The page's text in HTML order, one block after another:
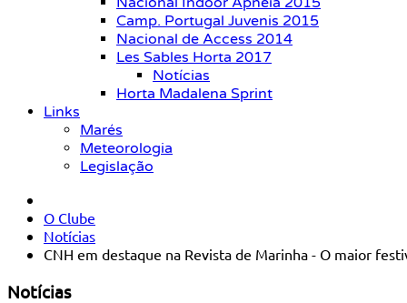
Camp. Portugal Juvenis 2015
Nacional de Access 2014
Les Sables Horta 2017
Notícias
Horta Madalena Sprint
Links
Marés
Meteorologia
Legislação
O Clube
Notícias
CNH em destaque na Revista de Marinha - O maior
Notícias